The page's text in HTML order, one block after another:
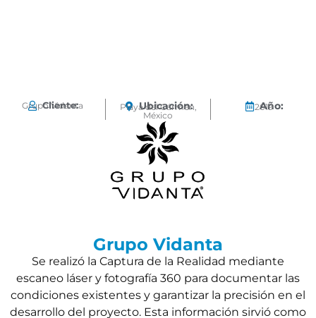
Cliente:
Grupo Vidanta Ubicación:
Playa del Cármen,
México
Año:
2019
Grupo Vidanta
Se realizó la Captura de la Realidad mediante
escaneo láser y fotografía 360 para documentar las
condiciones existentes y garantizar la precisión en el
desarrollo del proyecto. Esta información sirvió como